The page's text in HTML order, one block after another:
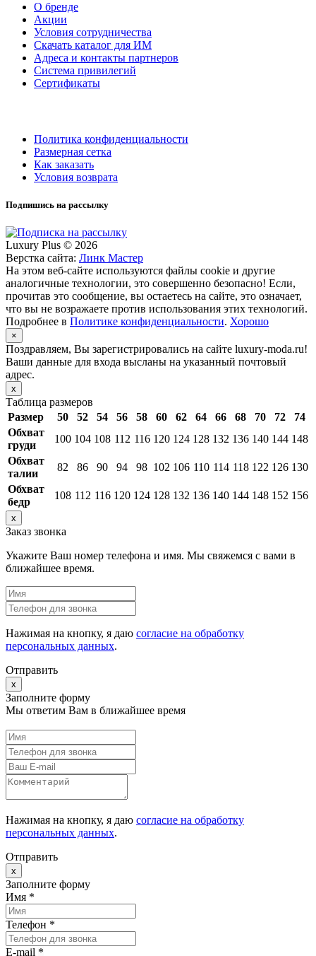
О бренде
Акции
Условия сотрудничества
Скачать каталог для ИМ
Адреса и контакты партнеров
Система привилегий
Сертификаты
Политика конфиденциальности
Размерная сетка
Как заказать
Условия возврата
Подпишись на рассылку
Luxury Plus © 2026
Верстка сайта: Линк Мастер
На этом веб-сайте используются файлы cookie и другие
аналогичные технологии, это совершенно безопасно! Если,
прочитав это сообщение, вы остаетесь на сайте, это означает,
что вы не возражаете против использования этих технологий.
Подробнее в Политике конфиденциальности. Хорошо
×
Поздравляем, Вы зарегистрировались на сайте luxury-moda.ru!
Ваши данные для входа высланы на указанный почтовый
адрес.
x
Таблица размеров
Размер
50 52 54 56 58 60 62 64 66 68 70 72
74
Обхват
груди
100 104 108 112 116 120 124 128 132 136 140 144 148
Обхват
талии
82 86 90 94 98 102 106 110 114 118 122 126 130
Обхват
бедр
108 112 116 120 124 128 132 136 140 144 148 152 156
x
Заказ звонка
Укажите Ваш номер телефона и имя. Мы свяжемся с вами в
ближайшее время.
Нажимая на кнопку, я даю согласие на обработку
персональных данных.
Отправить
x
Заполните форму
Мы ответим Вам в ближайшее время
Нажимая на кнопку, я даю согласие на обработку
персональных данных.
Отправить
x
Заполните форму
Имя *
Телефон *
E-mail *